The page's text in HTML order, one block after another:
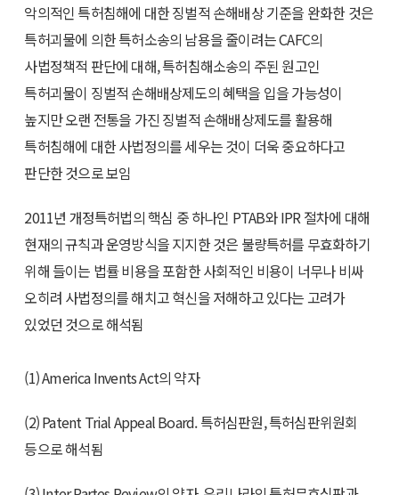
악의적인 특허침해에 대한 징벌적 손해배상 기준을 완화한 것은
특허괴물에 의한 특허소송의 남용을 줄이려는 CAFC의
사법정책적 판단에 대해, 특허침해소송의 주된 원고인
특허괴물이 징벌적 손해배상제도의 혜택을 입을 가능성이
높지만 오랜 전통을 가진 징벌적 손해배상제도를 활용해
특허침해에 대한 사법정의를 세우는 것이 더욱 중요하다고
판단한 것으로 보임
2011년 개정특허법의 핵심 중 하나인 PTAB와 IPR 절차에 대해
현재의 규칙과 운영방식을 지지한 것은 불량특허를 무효화하기
위해 들이는 법률 비용을 포함한 사회적인 비용이 너무나 비싸
오히려 사법정의를 해치고 혁신을 저해하고 있다는 고려가
있었던 것으로 해석됨
(1) America Invents Act의 약자
(2) Patent Trial Appeal Board. 특허심판원, 특허심판위원회
등으로 해석됨